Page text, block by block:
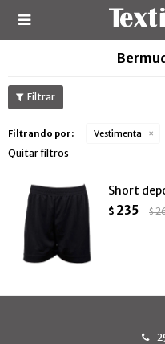

Filtrando por: Vestimenta
Quitar filtros
Short
$ 235 $